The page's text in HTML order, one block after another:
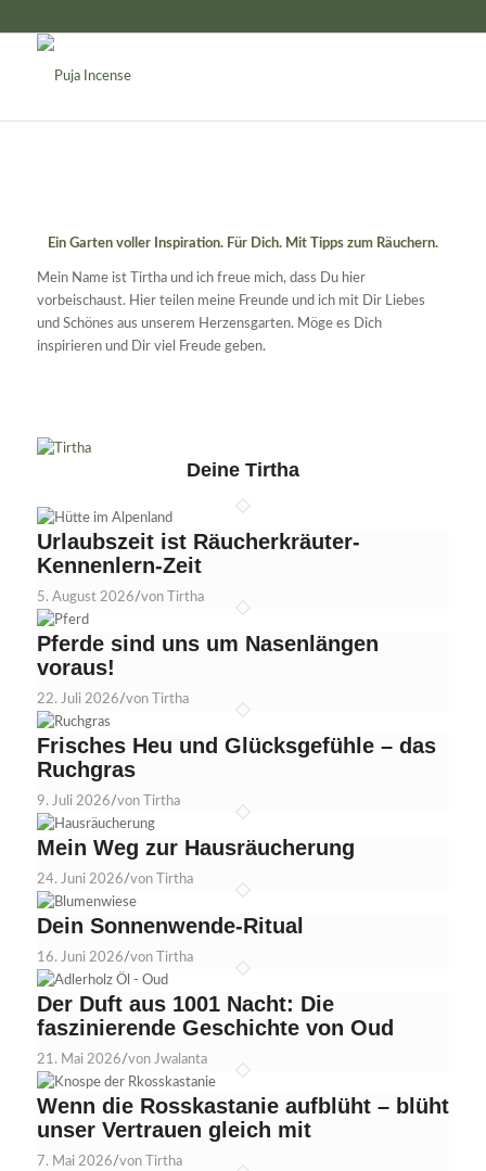
Ein Garten voller Inspiration. Für Dich. Mit Tipps zum Räuchern.
Mein Name ist Tirtha und ich freue mich, dass Du hier
vorbeischaust. Hier teilen meine Freunde und ich mit Dir Liebes
und Schönes aus unserem Herzensgarten. Möge es Dich
inspirieren und Dir viel Freude geben.
Deine Tirtha
Urlaubszeit ist Räucherkräuter-
Kennenlern-Zeit
5. August 2026/von Tirtha
Pferde sind uns um Nasenlängen
voraus!
22. Juli 2026/von Tirtha
Frisches Heu und Glücksgefühle – das
Ruchgras
9. Juli 2026/von Tirtha
Mein Weg zur Hausräucherung
24. Juni 2026/von Tirtha
Dein Sonnenwende-Ritual
16. Juni 2026/von Tirtha
Der Duft aus 1001 Nacht: Die
faszinierende Geschichte von Oud
21. Mai 2026/von Jwalanta
Wenn die Rosskastanie aufblüht – blüht
unser Vertrauen gleich mit
7. Mai 2026/von Tirtha